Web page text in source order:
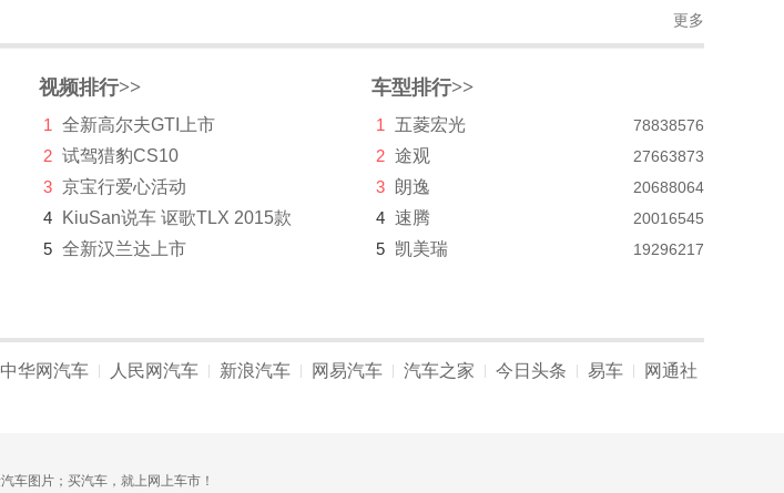
更多
视频排行>>
1
全新高尔夫GTI上市
2 试驾猎豹CS10
3 京宝行爱心活动
4
KiuSan说车 讴歌TLX 2015款
5 全新汉兰达上市
车型排行>>
1 五菱宏光 78838576
2 途观 27663873
3 朗逸 20688064
4 速腾 20016545
5 凯美瑞 19296217
中华网汽车 人民网汽车 新浪汽车 网易汽车 汽车之家 今日头条 易车 网通社